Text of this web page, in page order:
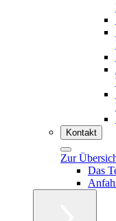
Kontakt
Zur
Das